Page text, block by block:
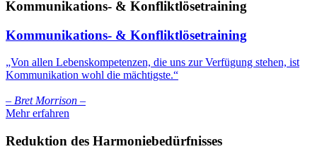
Kommunikations- & Konfliktlösetraining
Kommunikations- & Konfliktlösetraining
„Von allen Lebenskompetenzen, die uns zur Verfügung stehen, ist
Kommunikation wohl die mächtigste.“
– Bret Morrison –
Mehr erfahren
Reduktion des Harmoniebedürfnisses